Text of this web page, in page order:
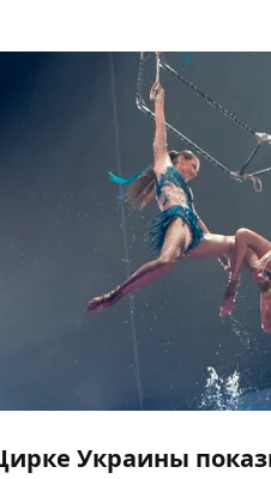
Украины